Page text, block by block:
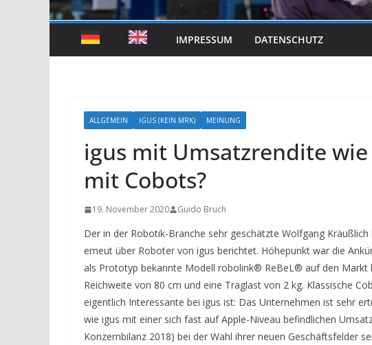
IMPRESSUM DATENSCHUTZ
ALLGEMEIN IGUS (KEIN MRK) MEINUNG
igus mit Umsatzrendite
mit Cobots?
19. November 2020 Guido Bruch
Der in der Robotik-Branche sehr geschätzte Wolfgang
erneut über Roboter von igus berichtet. Höhepunkt war die
als Prototyp bekannte Modell robolink® ReBeL® auf den Markt
Reichweite von 80 cm und eine Traglast von 2 kg. Klassische
eigentlich Interessante bei igus ist: Das Unternehmen ist sehr
wie igus mit einer sich fast auf Apple-Niveau befindlichen
Konzernbilanz 2018) bei der Wahl ihrer neuen Geschäftsfelder